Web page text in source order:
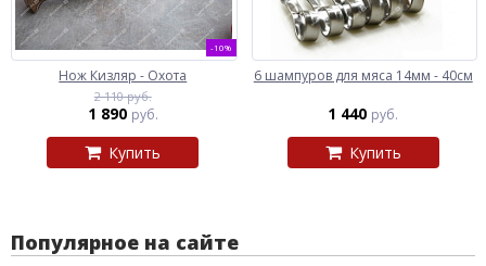
-10%
Нож Кизляр - Охота
2 110 руб.
1 890 руб.
Купить
6 шампуров для мяса 14мм - 40см
1 440 руб.
Купить
Популярное на сайте